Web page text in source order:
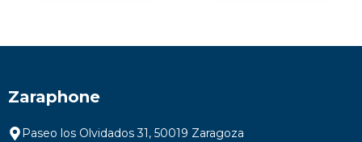
Zaraphone
Paseo los Olvidados 31, 50019 Zaragoza